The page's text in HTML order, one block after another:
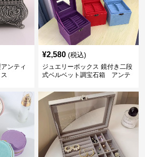
ンティ
¥2,580 (税込)
ジュエリーボックス 鏡付き二段
式ベルベット調宝石箱 アンテ